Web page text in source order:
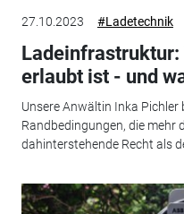
27.10.2023 #Ladetechnik
Ladeinfrastruktur:
erlaubt ist - und
Unsere Anwältin Inka
Randbedingungen, die mehr
dahinterstehende Recht als